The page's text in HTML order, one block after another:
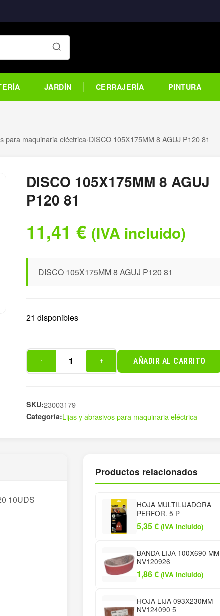
JARDÍN CERRAJERÍA PINTURA
para maquinaria eléctrica›DISCO 105X175MM 8 AGUJ P120 81
DISCO 105X175MM 8 AGUJ
P120 81
11,41 € (IVA incluido)
DISCO 105X175MM 8 AGUJ P120 81
21 disponibles
AGUJ
P120
- + AÑADIR AL CARRITO
SKU:23003179
Categoría:Lijas y abrasivos para maquinaria eléctrica
10UDS
Productos relacionados
HOJA MULTILIJADORA
PERFOR. 5 P
5,35€ (IVA incluido)
BANDA LIJA 100X690 MM
NV120926
1,86€ (IVA incluido)
HOJA LIJA 093X230MM
NV124090 5